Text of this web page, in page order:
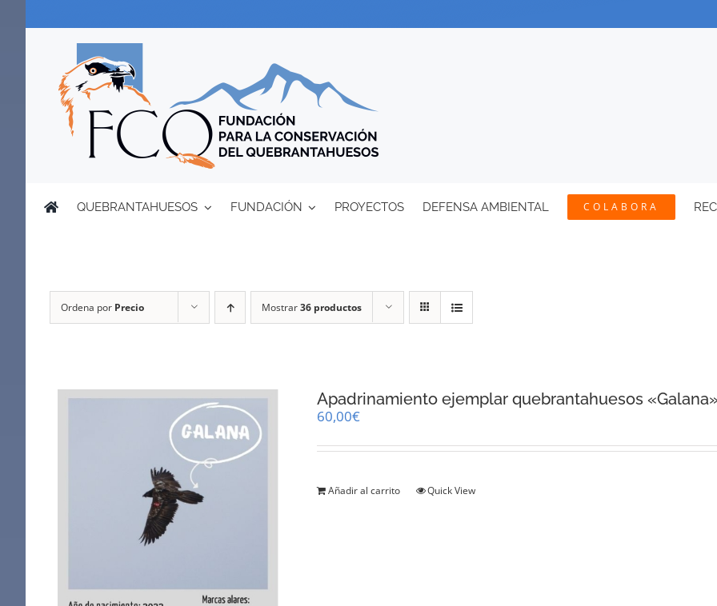
QUEBRANTAHUESOS FUNDACIÓN PROYECTOS DEFENSA AMBIENTAL COLABORA
Ordena por Precio Mostrar36 productos
Apadrinamiento ejemplar quebrantahuesos
60,00€
Añadir al carrito Quick View